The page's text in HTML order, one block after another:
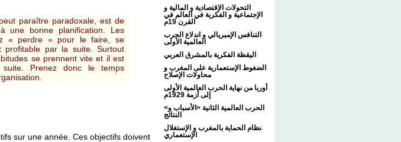
التحولات الإقتصادية و المالية و
الإجتماعية و الفكرية في العالم في
القرن 19م
التنافس الإمبريالي و اندلاع الحرب
العالمية الأولى
اليقظة الفكرية بالمشرق العربي
الضغوط الإستعمارية على المغرب و
محاولات الإصلاح
أوربا من نهاية الحرب العالمية الأولى
إلى أزمة 1929م
<الحرب العالمية الثانية <الأسباب و
النتائج
نظام الحماية بالمغرب و الإستغلال
الإستعماري
paraître paradoxale, est de
une bonne planification. Les
« perdre » pour le faire, se
profitable par la suite. Surtout
se prennent vite et il est
Prenez donc le temps
sur une année. Ces objectifs doivent